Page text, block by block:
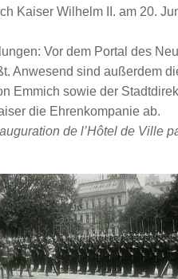
Kaiser Wilhelm II. am 20.
Vor dem Portal des
Anwesend sind außerdem
Emmich sowie der
die Ehrenkompanie ab.
de l’Hôtel de Ville